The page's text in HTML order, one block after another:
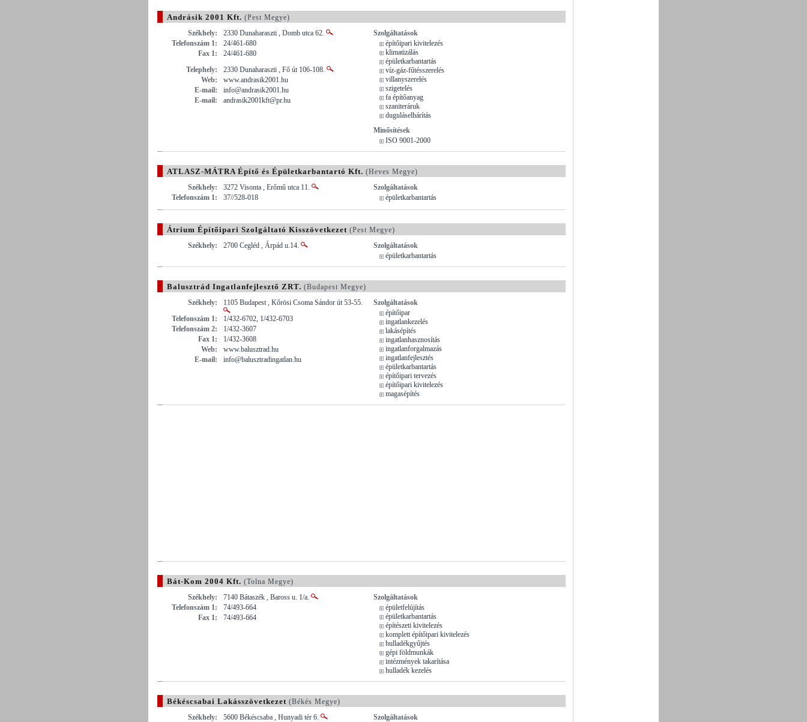
Andrásik 2001 Kft. (Pest Megye)
Székhely:
2330 Dunaharaszti , Domb utca 62.
Telefonszám 1:
24/461-680
Fax 1:
24/461-680
Telephely:
2330 Dunaharaszti , Fő út 106-108.
Web:
www.andrasik2001.hu
E-mail:
info@andrasik2001.hu
E-mail:
andrasik2001kft@pr.hu
Szolgáltatások
építőipari kivitelezés
klimatizálás
épületkarbantartás
víz-gáz-fűtésszerelés
villanyszerelés
szigetelés
fa építőanyag
szaniteráruk
duguláselhárítás
Minősítések
ISO 9001-2000
ATLASZ-MÁTRA Építő és Épületkarbantartó Kft. (Heves Megye)
Székhely:
3272 Visonta , Erőmű utca 11.
Telefonszám 1:
37//528-018
Szolgáltatások
épületkarbantartás
Átrium Építőipari Szolgáltató Kisszövetkezet (Pest Megye)
Székhely:
2700 Cegléd , Árpád u.14.
Szolgáltatások
épületkarbantartás
Balusztrád Ingatlanfejlesztő ZRT. (Budapest Megye)
Székhely:
1105 Budapest , Kőrösi Csoma Sándor út 53-55.
Telefonszám 1:
1/432-6702, 1/432-6703
Telefonszám 2:
1/432-3607
Fax 1:
1/432-3608
Web:
www.balusztrad.hu
E-mail:
info@balusztradingatlan.hu
Szolgáltatások
építőipar
ingatlankezelés
lakásépítés
ingatlanhasznosítás
ingatlanforgalmazás
ingatlanfejlesztés
épületkarbantartás
építőipari tervezés
építőipari kivitelezés
magasépítés
Bát-Kom 2004 Kft. (Tolna Megye)
Székhely:
7140 Bátaszék , Baross u. 1/a.
Telefonszám 1:
74/493-664
Fax 1:
74/493-664
Szolgáltatások
épületfelújítás
épületkarbantartás
építészeti kivitelezés
komplett építőipari kivitelezés
hulladékgyűjtés
gépi földmunkák
intézmények takarítása
hulladék kezelés
Békéscsabai Lakásszövetkezet (Békés Megye)
Székhely:
5600 Békéscsaba , Hunyadi tér 6.
Szolgáltatások